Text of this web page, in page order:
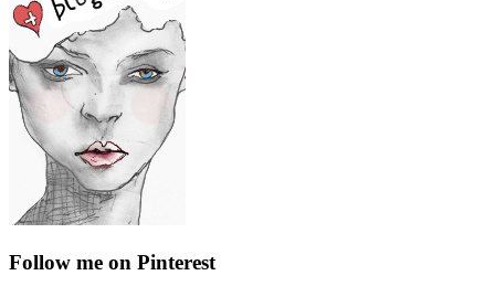
Follow me on Pinterest